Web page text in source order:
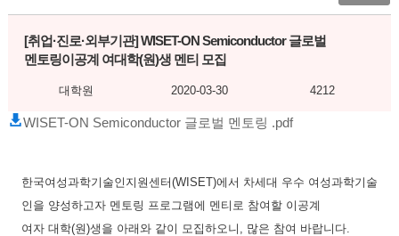
[취업·진로·외부기관]WISET-ON Semiconductor 글로벌
멘토링이공계 여대학(원)생 멘티 모집
대학원 2020-03-30 4212
WISET-ON Semiconductor 글로벌 멘토링 .pdf
한국여성과학기술인지원센터(WISET)에서 차세대 우수 여성과학기술
인을 양성하고자 멘토링 프로그램에 멘티로 참여할 이공계
여자 대학(원)생을 아래와 같이 모집하오니, 많은 참여 바랍니다.